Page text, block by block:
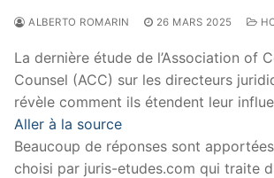
ALBERTO ROMARIN 26 MARS 2025
La dernière étude de l’Association of
Counsel (ACC) sur les directeurs
révèle comment ils étendent leur
Aller à la source
Beaucoup de réponses sont
choisi par juris-etudes.com qui traite